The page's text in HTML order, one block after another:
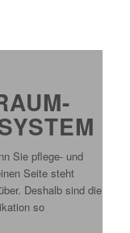
Sie pflege- und
Seite steht
Deshalb sind die
so